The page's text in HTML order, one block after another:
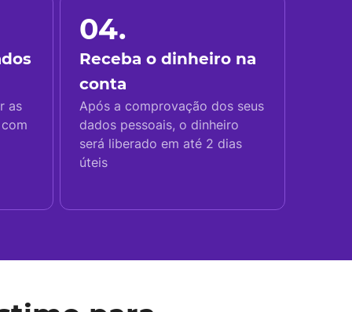
as
04.
Receba o dinheiro na
conta
Após a comprovação dos seus
dados pessoais, o dinheiro
será liberado em até 2 dias
úteis